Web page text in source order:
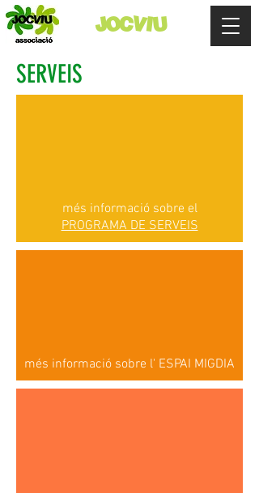
JOCVIU
SERVEIS
més informació sobre el
PROGRAMA DE SERVEIS
més informació sobre l' ESPAI MIGDIA